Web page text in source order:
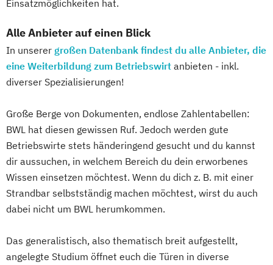
Einsatzmöglichkeiten hat.
Alle Anbieter auf einen Blick
In unserer großen Datenbank findest du alle Anbieter, die
eine Weiterbildung zum Betriebswirt anbieten - inkl.
diverser Spezialisierungen!
Große Berge von Dokumenten, endlose Zahlentabellen:
BWL hat diesen gewissen Ruf. Jedoch werden gute
Betriebswirte stets händeringend gesucht und du kannst
dir aussuchen, in welchem Bereich du dein erworbenes
Wissen einsetzen möchtest. Wenn du dich z. B. mit einer
Strandbar selbstständig machen möchtest, wirst du auch
dabei nicht um BWL herumkommen.
Das generalistisch, also thematisch breit aufgestellt,
angelegte Studium öffnet euch die Türen in diverse